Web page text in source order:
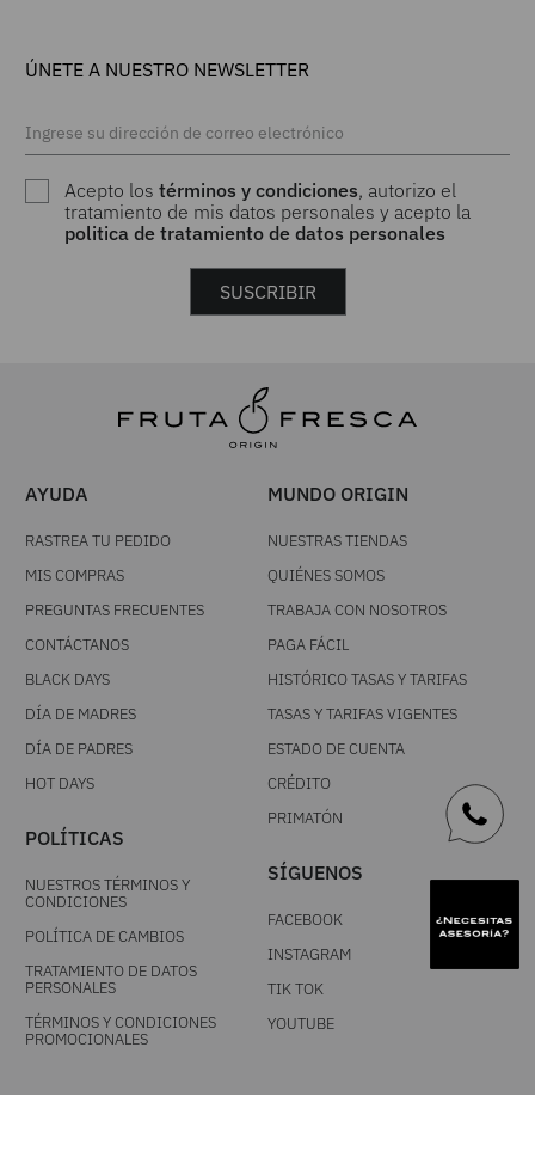
ÚNETE A NUESTRO NEWSLETTER
Acepto lostérminos y condiciones, autorizo el
tratamiento de mis datos personales y acepto la
politica de tratamiento de datos personales
SUSCRIBIR
AYUDA
RASTREA TU PEDIDO
MIS COMPRAS
PREGUNTAS FRECUENTES
CONTÁCTANOS
BLACK DAYS
DÍA DE MADRES
DÍA DE PADRES
HOT DAYS
POLÍTICAS
NUESTROS TÉRMINOS Y
CONDICIONES
POLÍTICA DE CAMBIOS
TRATAMIENTO DE DATOS
PERSONALES
TÉRMINOS Y CONDICIONES
PROMOCIONALES
MUNDO ORIGIN
NUESTRAS TIENDAS
QUIÉNES SOMOS
TRABAJA CON NOSOTROS
PAGA FÁCIL
HISTÓRICO TASAS Y TARIFAS
TASAS Y TARIFAS VIGENTES
ESTADO DE CUENTA
CRÉDITO
PRIMATÓN
SÍGUENOS
FACEBOOK
INSTAGRAM
TIK TOK
YOUTUBE